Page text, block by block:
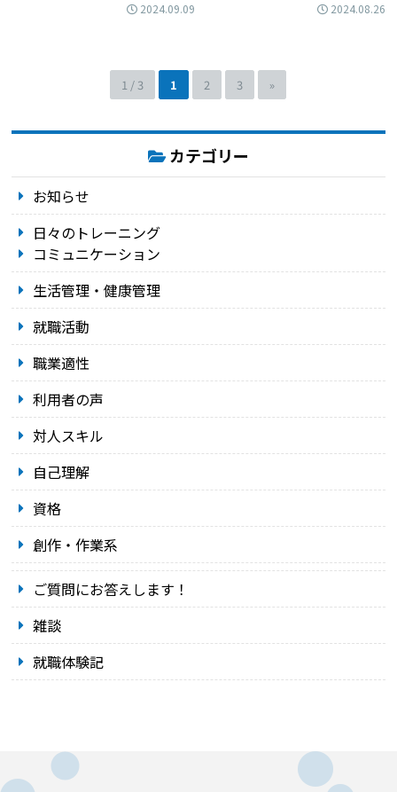
2024.09.09 2024.08.26
1 / 3 1 2 3 »
カテゴリー
お知らせ
日々のトレーニング
コミュニケーション
生活管理・健康管理
就職活動
職業適性
利用者の声
対人スキル
自己理解
資格
創作・作業系
ご質問にお答えします！
雑談
就職体験記